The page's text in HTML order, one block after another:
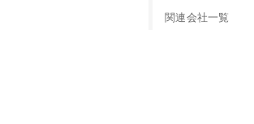
関連会社一覧